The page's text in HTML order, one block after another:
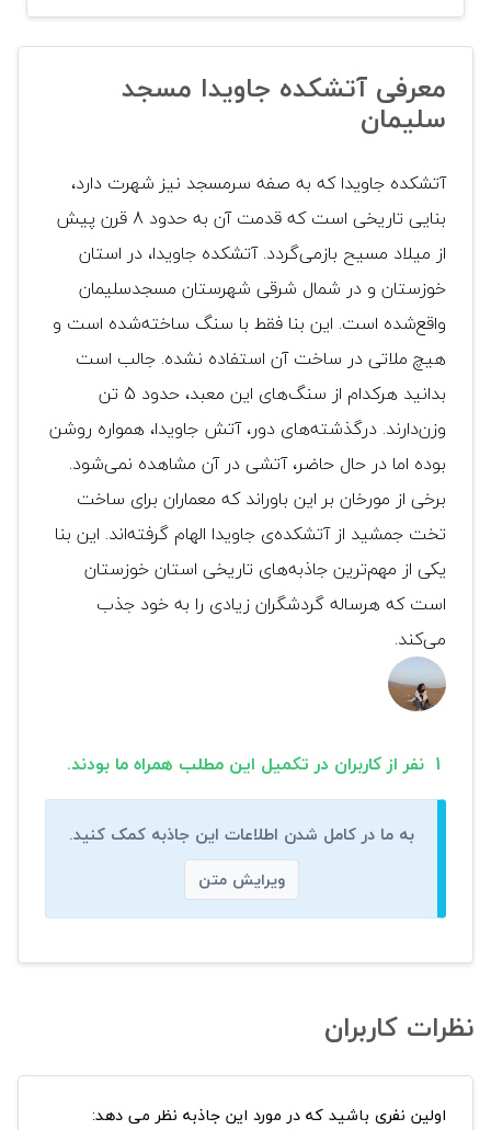
معرفی آتشکده جاویدا مسجد
سلیمان
آتشکده جاویدا که به صفه سرمسجد نیز شهرت دارد،
بنایی تاریخی است که قدمت آن به حدود 8 قرن پیش
از میلاد مسیح بازمی‌گردد. آتشکده جاویدا، در استان
خوزستان و در شمال شرقی شهرستان مسجدسلیمان
واقع‌شده است. این بنا فقط با سنگ ساخته‌شده است و
هیچ ملاتی در ساخت آن استفاده نشده. جالب است
بدانید هرکدام از سنگ‌های این معبد، حدود 5 تن
وزن‌دارند. درگذشته‌های دور، آتش جاویدا، همواره روشن
بوده اما در حال حاضر، آتشی در آن مشاهده نمی‌شود.
برخی از مورخان بر این باوراند که معماران برای ساخت
تخت جمشید از آتشکده‌ی جاویدا الهام گرفته‌اند. این بنا
یکی از مهم‌ترین جاذبه‌های تاریخی استان خوزستان
است که هرساله گردشگران زیادی را به خود جذب
می‌کند.
به ما در کامل شدن اطلاعات این جاذبه کمک کنید.
ویرایش متن
نظرات کاربران
اولین نفری باشید که در مورد این جاذبه نظر می دهد: